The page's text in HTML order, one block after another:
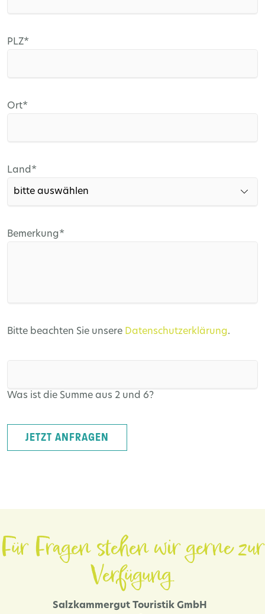
Pflichtfeld
PLZ*
Pflichtfeld
Ort*
Pflichtfeld
Land*
Pflichtfeld
Bemerkung*
Bitte beachten Sie unsere Datenschutzerklärung.
Was ist die Summe aus 2 und 6?
JETZT ANFRAGEN
Für Fragen stehen wir gerne zur
Verfügung.
Salzkammergut Touristik GmbH